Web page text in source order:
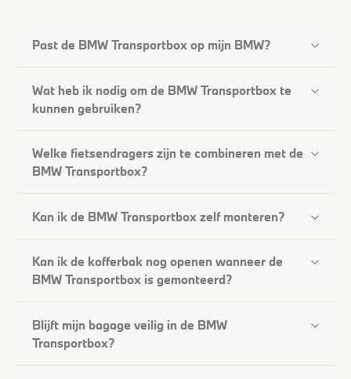
Past de BMW Transportbox op mijn BMW?
Wat heb ik nodig om de BMW Transportbox te
kunnen gebruiken?
Welke fietsendragers zijn te combineren met de
BMW Transportbox?
Kan ik de BMW Transportbox zelf monteren?
Kan ik de kofferbak nog openen wanneer de
BMW Transportbox is gemonteerd?
Blijft mijn bagage veilig in de BMW
Transportbox?